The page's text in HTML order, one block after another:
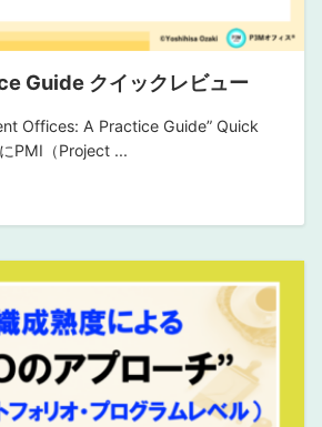
Guide クイックレビュー
Offices: A Practice Guide” Quick
PMI（Project ...